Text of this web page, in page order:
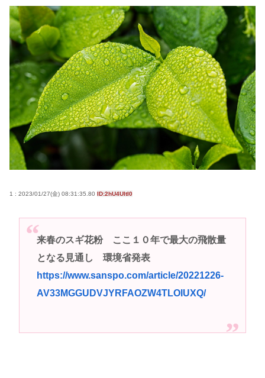
境がないと出来るわけがない」
Every Little Thingがデビュー30周年で楽曲人気投票
サイトを開設 俺はもちろんFace the Changeに入れ
てきたぞ
【大甲子園】被災地熊本県が涙 初出場の熊本代表有
明高校、京都立命館に9回裏2アウトから逆転勝利
X「B’z、ミスチル、サザン、ドリカム、スピッツが
まだ現役なの凄いよな。今の歌手が30年後にやれて
るだろうか？」
女子高生がプロ野球選手を目指す漫画、ついに発見
サイン入りドラム・スティックをプレゼントw
若くて美人なママと親友の淫らな行為内容を毎回聞
かされる「女神の加護を受けしママのサーガ」3巻 今
ガチで “ママ” ブーム来てるよな
ポケカ資産が100万円超えた男の子www
1 : 2023/01/27(金) 08:31:35.80 ID:2hU4UItI0
来春のスギ花粉 ここ１０年で最大の飛散量
となる見通し 環境省発表
https://www.sanspo.com/article/20221226-
AV33MGGUDVJYRFAOZW4TLOIUXQ/